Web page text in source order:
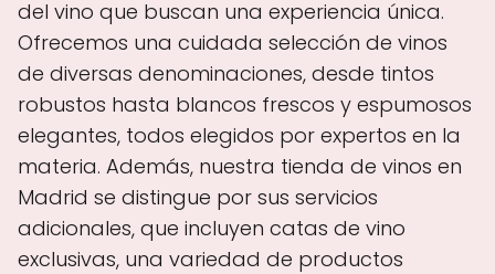
del vino que buscan una experiencia única.
Ofrecemos una cuidada selección de vinos
de diversas denominaciones, desde tintos
robustos hasta blancos frescos y espumosos
elegantes, todos elegidos por expertos en la
materia. Además, nuestra tienda de vinos en
Madrid se distingue por sus servicios
adicionales, que incluyen catas de vino
exclusivas, una variedad de productos